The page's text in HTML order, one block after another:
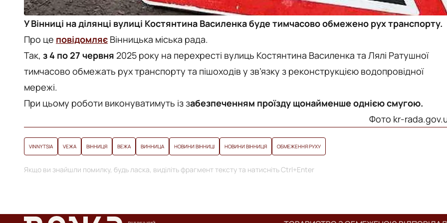
У Вінниці на ділянці вулиці Костянтина Василенка буде тимчасово обмежено рух транспорту.
Про це повідомляє Вінницька міська рада.
Так, з 4 по 27 червня 2025 року на перехресті вулиць Костянтина Василенка та Лялі Ратушної
тимчасово обмежать рух транспорту та пішоходів у зв’язку з реконструкцією водопровідної
мережі.
При цьому роботи виконуватимуть із забезпеченням проїзду щонайменше однією смугою.
Фото kr-
VINNYTSIA VЕЖА ВІННИЦЯ ВЕЖА ВИННИЦА НОВИНИ ВІННИЦІ НОВИНИ ВІННИЦЯ ОБМЕЖЕННЯ РУХУ
Якщо ви знайшли помилку, будь ласка, виділіть фрагмент тексту та натисніть Ctrl+Enter